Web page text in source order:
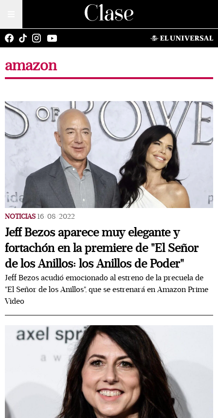
amazon
NOTICIAS 16/08/2022
Jeff Bezos aparece muy elegante y
fortachón en la premiere de "El Señor
de los Anillos: los Anillos de Poder"
Jeff Bezos acudió emocionado al estreno de la precuela de
"El Señor de los Anillos", que se estrenará en Amazon Prime
Video